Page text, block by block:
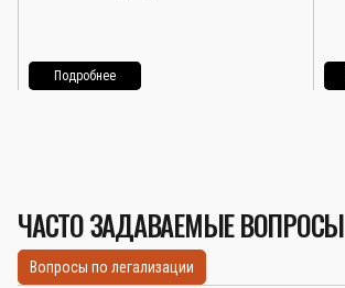
Подробнее
ЧАСТО ЗАДАВАЕМЫЕ ВОПРОСЫ
Вопросы по легализации